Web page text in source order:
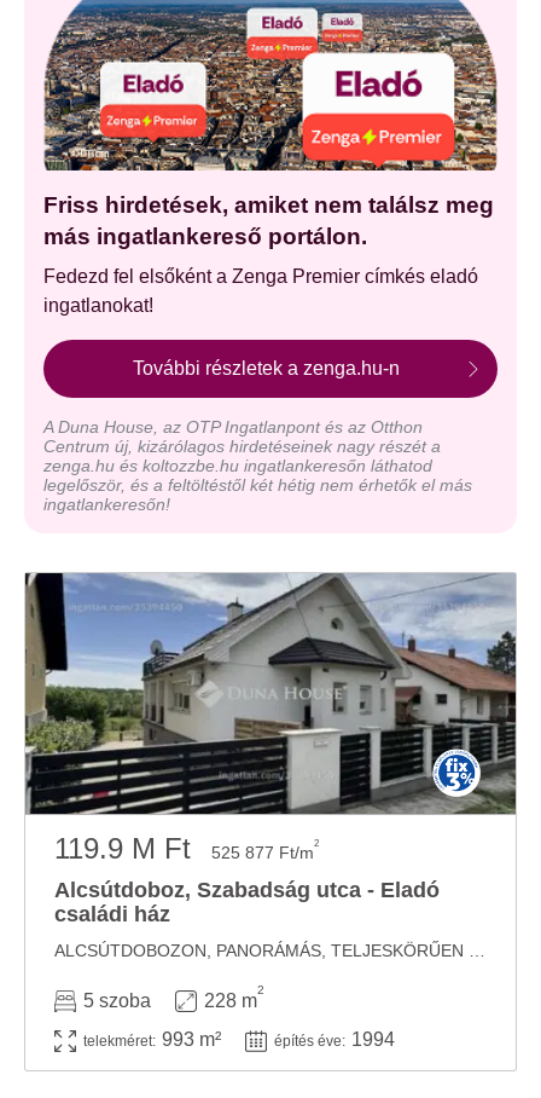
Friss hirdetések, amiket nem találsz meg
más ingatlankereső portálon.
Fedezd fel elsőként a Zenga Premier címkés eladó
ingatlanokat!
További részletek a zenga.hu-n
A Duna House, az OTP Ingatlanpont és az Otthon
Centrum új, kizárólagos hirdetéseinek nagy részét a
zenga.hu és koltozzbe.hu ingatlankeresőn láthatod
legelőször, és a feltöltéstől két hétig nem érhetők el más
ingatlankeresőn!
119.9 M Ft 525 877 Ft/m2
Alcsútdoboz, Szabadság utca - Eladó
családi ház
5 szoba 228 m
2
telekméret: 993 m² építés éve: 1994